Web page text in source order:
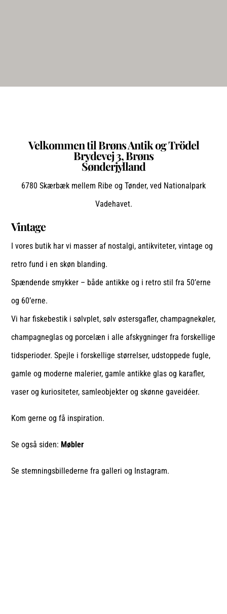
Velkommen til Brøns Antik og Trödel
Brydevej 3, Brøns
Sønderjylland
6780 Skærbæk mellem Ribe og Tønder, ved Nationalpark
Vadehavet.
Vintage
I vores butik har vi masser af nostalgi, antikviteter, vintage og
retro fund i en skøn blanding.
Spændende smykker – både antikke og i retro stil fra 50’erne
og 60’erne.
Vi har fiskebestik i sølvplet, sølv østersgafler, champagnekøler,
champagneglas og porcelæn i alle afskygninger fra forskellige
tidsperioder. Spejle i forskellige størrelser, udstoppede fugle,
gamle og moderne malerier, gamle antikke glas og karafler,
vaser og kuriositeter, samleobjekter og skønne gaveidéer.
Kom gerne og få inspiration.
Se også siden: Møbler
Se stemningsbillederne fra galleri og Instagram.